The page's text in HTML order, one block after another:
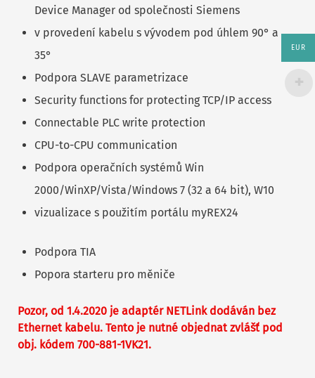
Device Manager od společnosti Siemens
v provedení kabelu s vývodem pod úhlem 90° a
35°
Podpora SLAVE parametrizace
Security functions for protecting TCP/IP access
Connectable PLC write protection
CPU-to-CPU communication
Podpora operačních systémů Win
2000/WinXP/Vista/Windows 7 (32 a 64 bit), W10
vizualizace s použitím portálu myREX24
Podpora TIA
Popora starteru pro měniče
Pozor, od 1.4.2020 je adaptér NETLink dodáván bez
Ethernet kabelu. Tento je nutné objednat zvlášť pod
obj. kódem 700-881-1VK21.
EUR